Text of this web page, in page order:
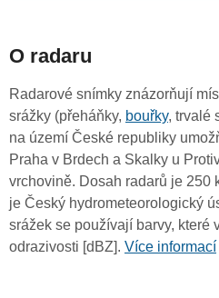
O radaru
Radarové snímky znázorňují
srážky (přeháňky, bouřky, trvalé
na území České republiky
Praha v Brdech a Skalky u
vrchovině. Dosah radarů je 250
je Český hydrometeorologický
srážek se používají barvy, které
odrazivosti [dBZ]. Více informací